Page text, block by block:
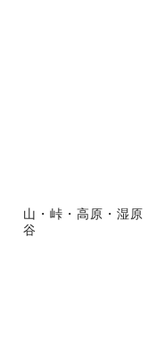
山・峠・高原・湿原
谷